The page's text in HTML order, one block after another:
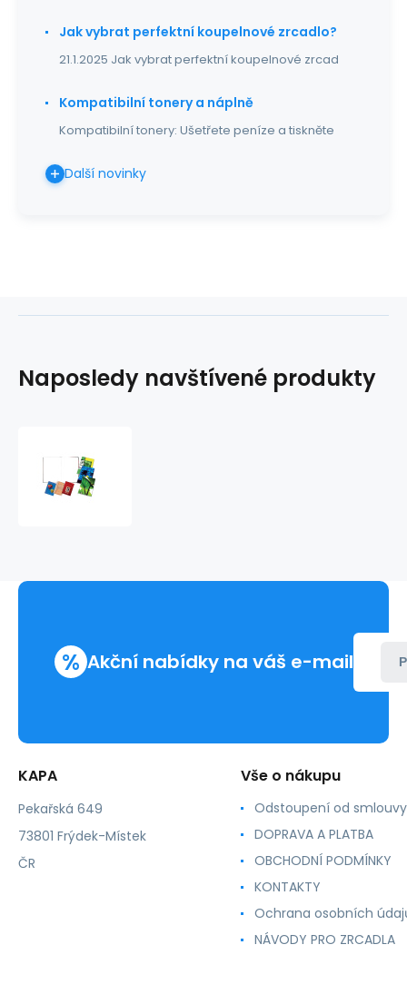
Jak vybrat perfektní koupelnové zrcadlo?
21.1.2025 Jak vybrat perfektní koupelnové zrcad
Kompatibilní tonery a náplně
Kompatibilní tonery: Ušetřete peníze a tiskněte
Další novinky
Naposledy navštívené produkty
% Akční nabídky na váš e-mail
KAPA
Pekařská 649
73801 Frýdek-Místek
ČR
Vše o nákupu
Odstoupení od smlouvy
DOPRAVA A PLATBA
OBCHODNÍ PODMÍNKY
KONTAKTY
Ochrana osobních
NÁVODY PRO ZRCADLA